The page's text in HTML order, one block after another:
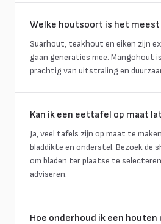
Welke houtsoort is het meest
Suarhout, teakhout en eiken zijn
gaan generaties mee. Mangohout
prachtig van uitstraling en
Kan ik een eettafel op maat
Ja, veel tafels zijn op maat te
bladdikte en onderstel. Bezoek de
om bladen ter plaatse te
adviseren.
Hoe onderhoud ik een